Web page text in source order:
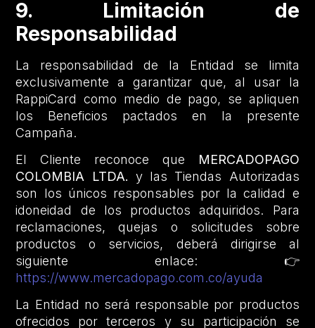
9. Limitación de
Responsabilidad
La responsabilidad de la Entidad se limita
exclusivamente a garantizar que, al usar la
RappiCard como medio de pago, se apliquen
los Beneficios pactados en la presente
Campaña.
El Cliente reconoce que
MERCADOPAGO
COLOMBIA LTDA. y las Tiendas Autorizadas
son los únicos responsables por la calidad e
idoneidad de los productos adquiridos. Para
reclamaciones, quejas o solicitudes sobre
productos o servicios, deberá dirigirse al
siguiente enlace: 👉
https://www.mercadopago.com.co/ayuda
La Entidad no será responsable por productos
ofrecidos por terceros y su participación se